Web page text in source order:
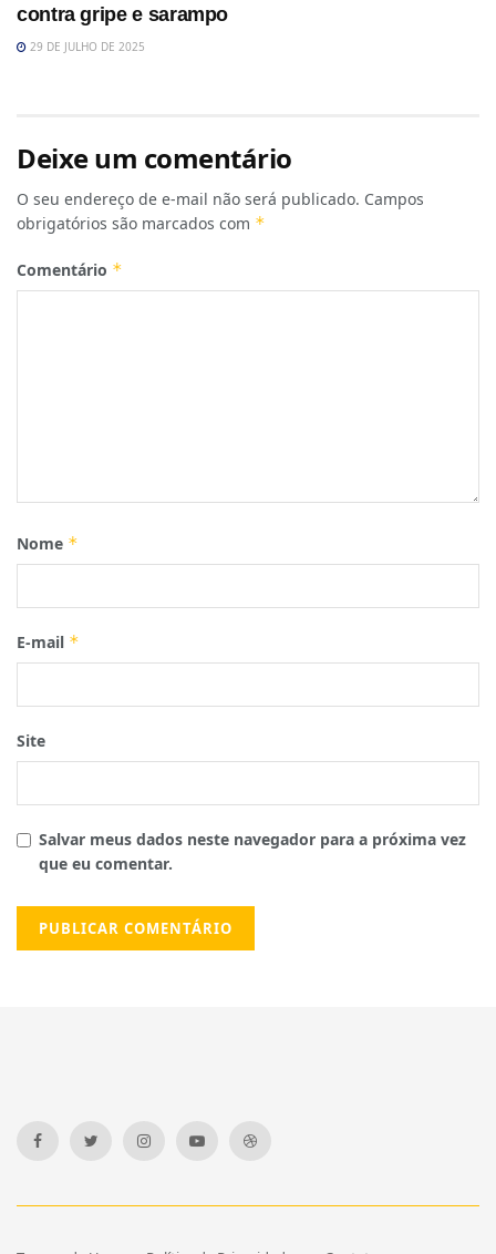
contra gripe e sarampo
29 DE JULHO DE 2025
Deixe um comentário
O seu endereço de e-mail não será publicado. Campos
obrigatórios são marcados com *
Comentário *
Nome *
E-mail *
Site
Salvar meus dados neste navegador para a próxima vez
que eu comentar.